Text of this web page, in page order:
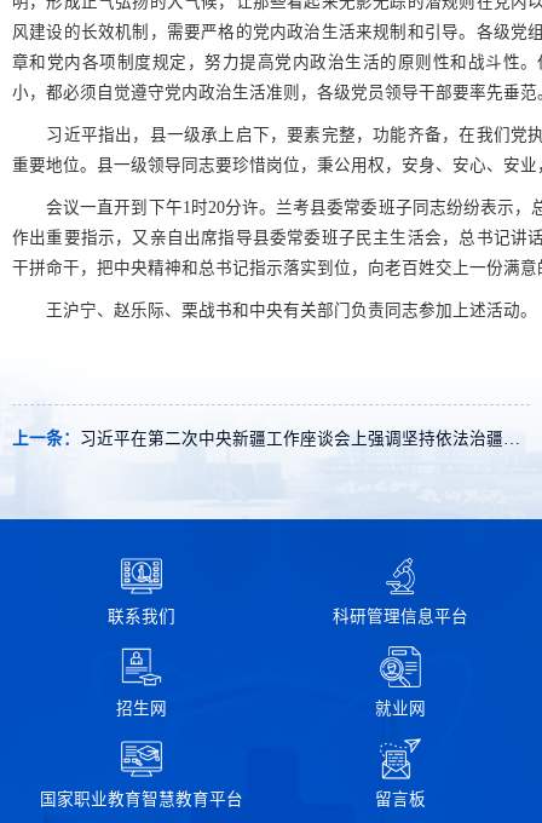
风建设的长效机制，需要严格的党内政治生活来规制和引导。各级党
章和党内各项制度规定，努力提高党内政治生活的原则性和战斗性
小，都必须自觉遵守党内政治生活准则，各级党员领导干部要率先垂范
习近平指出，县一级承上启下，要素完整，功能齐备，在我们党
重要地位。县一级领导同志要珍惜岗位，秉公用权，安身、安心、安
会议一直开到下午1时20分许。兰考县委常委班子同志纷纷表示，
作出重要指示，又亲自出席指导县委常委班子民主生活会，总书记讲
干拼命干，把中央精神和总书记指示落实到位，向老百姓交上一份满意
王沪宁、赵乐际、栗战书和中央有关部门负责同志参加上述活动。
上一条：
联系我们 科研管理信息平台
招生网 就业网
国家职业教育智慧教育平台 留言板